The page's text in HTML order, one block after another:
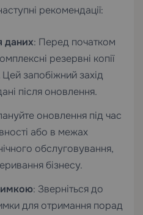
рекомендації:
даних: Перед початком
резервні копії
Цей запобіжний захід
після оновлення.
оновлення під час
або в межах
обслуговування,
бізнесу.
: Зверніться до
для отримання порад